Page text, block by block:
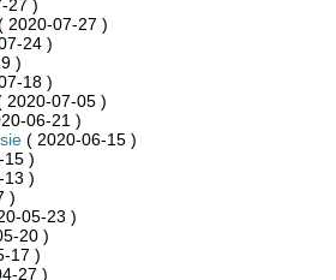
27 )
2020-07-27 )
24 )
)
18 )
2020-07-05 )
06-21 )
( 2020-06-15 )
15 )
13 )
)
05-23 )
20 )
17 )
27 )